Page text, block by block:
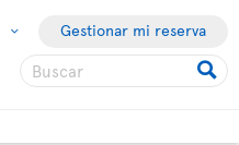
Gestionar mi reserva